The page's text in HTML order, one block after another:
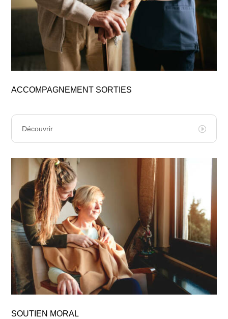
ACCOMPAGNEMENT SORTIES
Découvrir
SOUTIEN MORAL